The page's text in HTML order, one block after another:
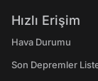
Hızlı Erişim
Hava Durumu
Son Depremler